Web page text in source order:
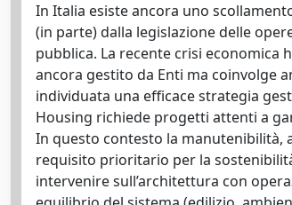
In Italia esiste ancora uno
(in parte) dalla legislazione delle
pubblica. La recente crisi
ancora gestito da Enti ma coinvolge
individuata una efficace strategia
Housing richiede progetti attenti a
In questo contesto la manutenibilità,
requisito prioritario per la
intervenire sull’architettura con